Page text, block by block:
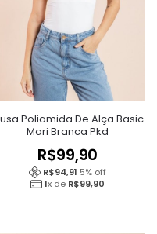
Poliamida De Alça Basic
Mari Branca Pkd
R$99,90
R$94,91 5% off
1x de R$99,90